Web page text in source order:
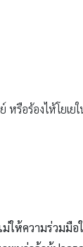
รือร้องไห้โยเ
ความร่วมมือใ